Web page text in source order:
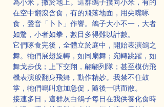
為小米，撒於地上。這群鴿子撲向小米，有的
在空中翻滾含食，有的飛落地面，用尖嘴啄
食，聲音「卜卜」作響。鴿子大小不一，大者
如騖，小者如拳，數目多得難以計數。
它們啄食完後，全體立於庭中，開始表演鴿之
舞。牠們展翅旋轉，如同扇舞；宛轉跳躍，如
舞戈步伐；上下交翔，翩翩列隊；甚至模仿飛
機表演般翻身飛舞，動作精妙。我禁不住鼓
掌，牠們鳴叫愈加急促，隨後一哄而散。
接連多日，這群灰白鴿子每日在我供養化食時